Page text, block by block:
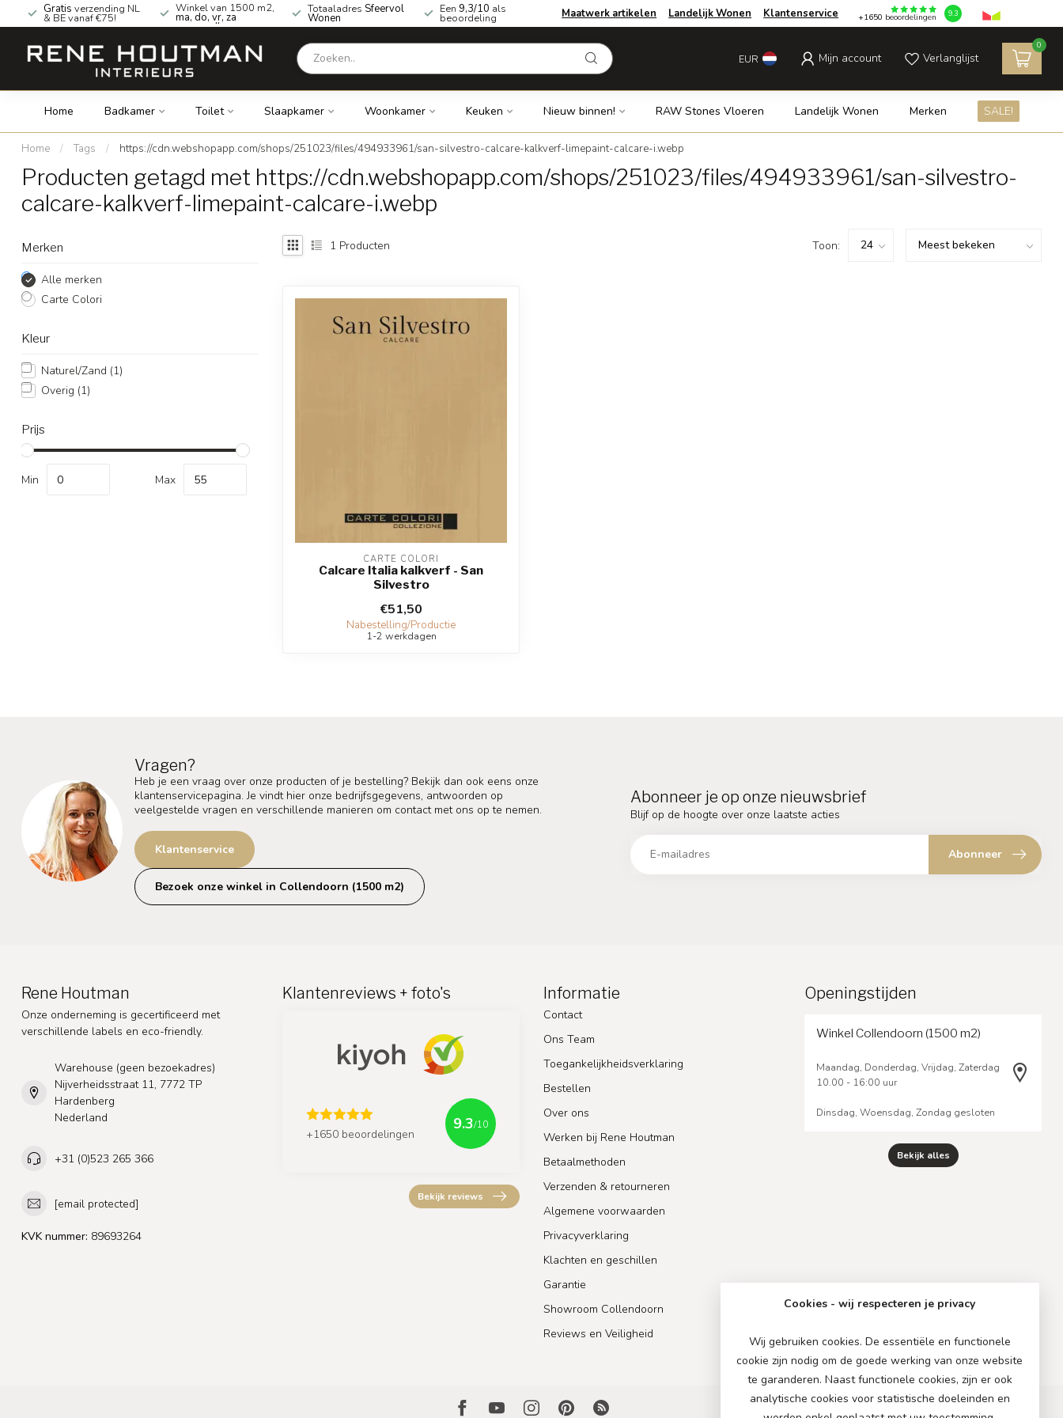
Gratis verzending NL
& BE vanaf €75!
Winkel van 1500 m2,
ma, do, vr, za
geopend!
Totaaladres Sfeervol
Wonen
Een 9,3/10 als
beoordeling Maatwerk artikelen Landelijk Wonen Klantenservice +1650 beoordelingen 9.3
EUR Mijn account Verlanglijst
0
Home Badkamer Toilet Slaapkamer Woonkamer Keuken Nieuw binnen! RAW Stones Vloeren Landelijk Wonen Merken SALE!
Home / Tags / https://cdn.webshopapp.com/shops/251023/files/494933961/san-silvestro-calcare-kalkverf-limepaint-calcare-i.webp
Producten getagd met https://cdn.webshopapp.com/shops/251023/files/494933961/san-silvestro-
calcare-kalkverf-limepaint-calcare-i.webp
Merken
Alle merken
Carte Colori
Kleur
Naturel/Zand (1)
Overig (1)
Prijs
Min Max
1 Producten Toon:
CARTE COLORI
Calcare Italia kalkverf - San
Silvestro
€51,50
Nabestelling/Productie
1-2 werkdagen
Vragen?
Heb je een vraag over onze producten of je bestelling? Bekijk dan ook eens onze
klantenservicepagina. Je vindt hier onze bedrijfsgegevens, antwoorden op
veelgestelde vragen en verschillende manieren om contact met ons op te nemen.
Klantenservice
Bezoek onze winkel in Collendoorn (1500 m2)
Abonneer je op onze nieuwsbrief
Blijf op de hoogte over onze laatste acties
Abonneer
Rene Houtman
Onze onderneming is gecertificeerd met
verschillende labels en eco-friendly.
Warehouse (geen bezoekadres)
Nijverheidsstraat 11, 7772 TP
Hardenberg
Nederland
+31 (0)523 265 366
[email protected]
KVK nummer: 89693264
Klantenreviews + foto's
+1650 beoordelingen
9.3/10
Bekijk reviews
Informatie
Contact
Ons Team
Toegankelijkheidsverklaring
Bestellen
Over ons
Werken bij Rene Houtman
Betaalmethoden
Verzenden & retourneren
Algemene voorwaarden
Privacyverklaring
Klachten en geschillen
Garantie
Showroom Collendoorn
Reviews en Veiligheid
Openingstijden
Winkel Collendoorn (1500 m2)
Maandag, Donderdag, Vrijdag, Zaterdag
10.00 - 16:00 uur
Dinsdag, Woensdag, Zondag gesloten
Bekijk alles
Cookies - wij respecteren je privacy
Wij gebruiken cookies. De essentiële en functionele
cookie zijn nodig om de goede werking van onze website
te garanderen. Naast functionele cookies, zijn er ook
analytische cookies voor statistische doeleinden en